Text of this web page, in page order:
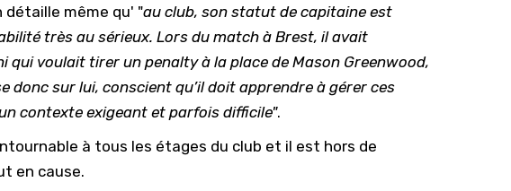
détaille même qu' "au club, son statut de capitaine est
très au sérieux. Lors du match à Brest, il avait
qui voulait tirer un penalty à la place de Mason Greenwood,
donc sur lui, conscient qu’il doit apprendre à gérer ces
contexte exigeant et parfois difficile".
à tous les étages du club et il est hors de
en cause.